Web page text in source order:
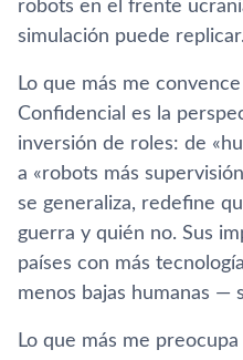
robots en el frente
simulación puede replicar.
Lo que más me
Confidencial es la
inversión de roles: de
a «robots más
se generaliza, redefine
guerra y quién no. Sus
países con más
menos bajas humanas —
Lo que más me